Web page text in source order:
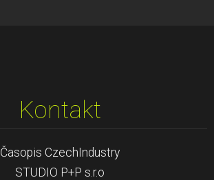
Kontakt
Časopis CzechIndustry
STUDIO P+P s.r.o